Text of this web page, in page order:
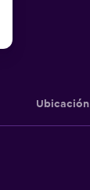
Ubicación